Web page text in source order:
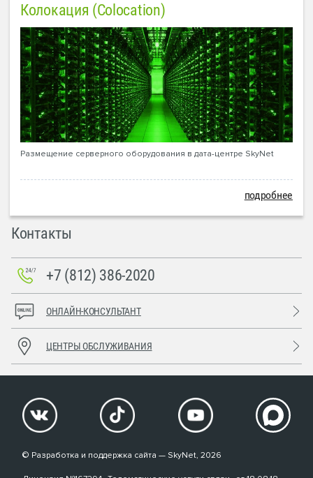
Колокация (Colocation)
Размещение серверного оборудования в дата-центре SkyNet
подробнее
Контакты
+7 (812) 386-2020
ОНЛАЙН-КОНСУЛЬТАНТ
ЦЕНТРЫ ОБСЛУЖИВАНИЯ
© Разработка и поддержка сайта — SkyNet, 2026